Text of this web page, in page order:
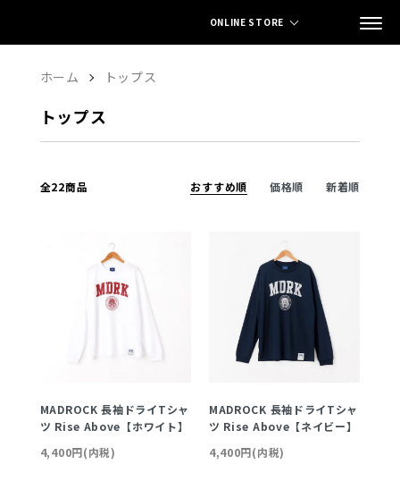
ONLINE STORE
ホーム トップス
トップス
全22商品 おすすめ順 価格順 新着順
MADROCK 長袖ドライTシャ
ツ Rise Above【ホワイト】
4,400円(内税)
MADROCK 長袖ドライTシャ
ツ Rise Above【ネイビー】
4,400円(内税)